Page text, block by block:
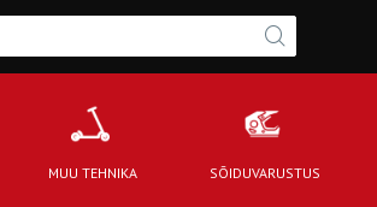
MUU TEHNIKA SÕIDUVARUSTUS